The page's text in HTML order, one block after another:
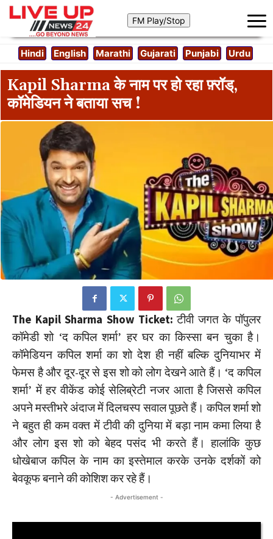
Hindi English Marathi Gujarati Punjabi Urdu
Kapil Sharma के नाम पर हो रहा फ़्रॉड्‌,
कॉमेडियन ने बताया सच !
The Kapil Sharma Show Ticket: टीवी जगत के पॉपुलर
कॉमेडी शो ‘द कपिल शर्मा’ हर घर का किस्सा बन चुका है।
कॉमेडियन कपिल शर्मा का शो देश ही नहीं बल्कि दुनियाभर में
फेमस है और दूर-दूर से इस शो को लोग देखने आते हैं। ‘द कपिल
शर्मा’ में हर वीकेंड कोई सेलिब्रेटी नजर आता है जिससे कपिल
अपने मस्तीभरे अंदाज में दिलचस्प सवाल पूछते हैं। कपिल शर्मा शो
ने बहुत ही कम वक्त में टीवी की दुनिया में बड़ा नाम कमा लिया है
और लोग इस शो को बेहद पसंद भी करते हैं। हालांकि कुछ
धोखेबाज कपिल के नाम का इस्तेमाल करके उनके दर्शकों को
बेवकूफ बनाने की कोशिश कर रहे हैं।
- Advertisement -